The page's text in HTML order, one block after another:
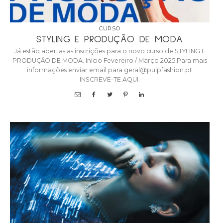
CURSO
STYLING E PRODUÇÃO DE MODA
Já estão abertas as inscrições para o novo curso de STYLING E
PRODUÇÃO DE MODA. Início Fevereiro / Março 2025 Para mais
informações enviar email para geral@pulpfashion.pt
INSCREVE-TE AQUI.